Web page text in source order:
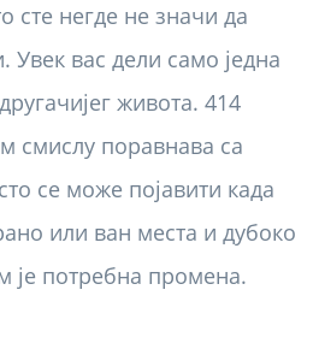
сте негде не значи да
Увек вас дели само једна
живота. 414
смислу поравнава са
се може појавити када
или ван места и дубоко
је потребна промена.